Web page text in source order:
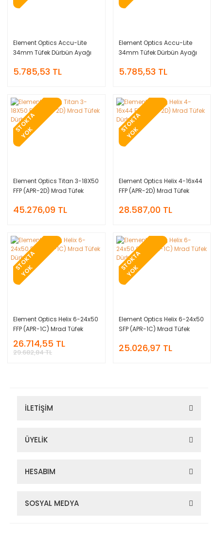
Element Optics Accu-Lite
34mm Tüfek Dürbün Ayağı
5.785,53 TL
Element Optics Accu-Lite
34mm Tüfek Dürbün Ayağı
5.785,53 TL
S
T
O
K
T
A
Y
O
K
Element Optics Titan 3-18X50
FFP (APR-2D) Mrad Tüfek
45.276,09 TL
S
T
O
K
T
A
Y
O
K
Element Optics Helix 4-16x44
FFP (APR-2D) Mrad Tüfek
28.587,00 TL
S
T
O
K
T
A
Y
O
K
Element Optics Helix 6-24x50
FFP (APR-1C) Mrad Tüfek
Dürbünü
26.714,55 TL
29.682,84 TL
S
T
O
K
T
A
Y
O
K
Element Optics Helix 6-24x50
SFP (APR-1C) Mrad Tüfek
25.026,97 TL
İLETİŞİM
ÜYELİK
HESABIM
SOSYAL MEDYA